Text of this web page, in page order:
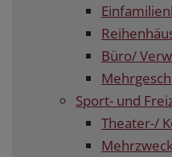
Büro/
Sport- und
Theater-/